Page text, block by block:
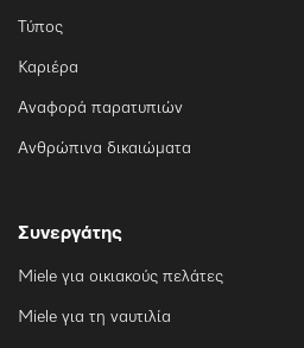
Τύπος
Καριέρα
Αναφορά παρατυπιών
Ανθρώπινα δικαιώματα
Συνεργάτης
Miele για οικιακούς πελάτες
Miele για τη ναυτιλία